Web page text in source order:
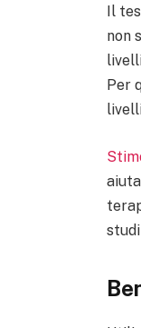
Il
non
Per